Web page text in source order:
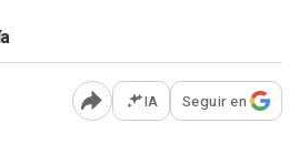
Abrir opciones para
IA Seguir en